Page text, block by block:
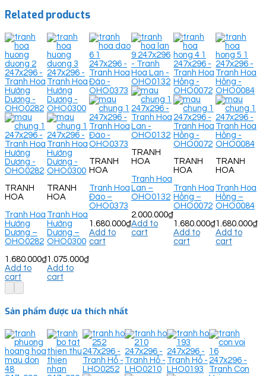
Related products
TRANH
HOA
Tranh Hoa
Hướng
Dương –
OHO0282
1.680.000₫
Add to
cart
TRANH
HOA
Tranh Hoa
Hướng
Dương –
OHO0300
1.075.000₫
Add to
cart
TRANH
HOA
Tranh Hoa
Đào –
OHO0373
1.680.000₫
Add to
cart
TRANH
HOA
Tranh Hoa
Lan –
OHO0132
2.000.000₫
Add to
cart
TRANH
HOA
Tranh Hoa
Hồng –
OHO0072
1.680.000₫
Add to
cart
TRANH
HOA
Tranh Hoa
Hồng –
OHO0084
1.680.000₫
Add to
cart
Sản phẩm được ưa thích nhất